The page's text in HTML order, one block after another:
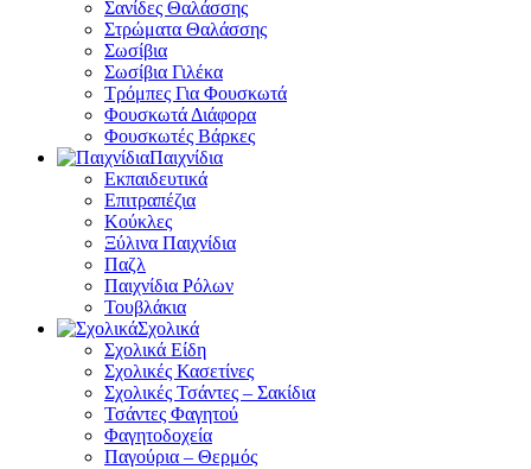
Σανίδες Θαλάσσης
Στρώματα Θαλάσσης
Σωσίβια
Σωσίβια Γιλέκα
Τρόμπες Για Φουσκωτά
Φουσκωτά Διάφορα
Φουσκωτές Βάρκες
Παιχνίδια
Εκπαιδευτικά
Επιτραπέζια
Κούκλες
Ξύλινα Παιχνίδια
Παζλ
Παιχνίδια Ρόλων
Τουβλάκια
Σχολικά
Σχολικά Είδη
Σχολικές Κασετίνες
Σχολικές Τσάντες – Σακίδια
Τσάντες Φαγητού
Φαγητοδοχεία
Παγούρια – Θερμός